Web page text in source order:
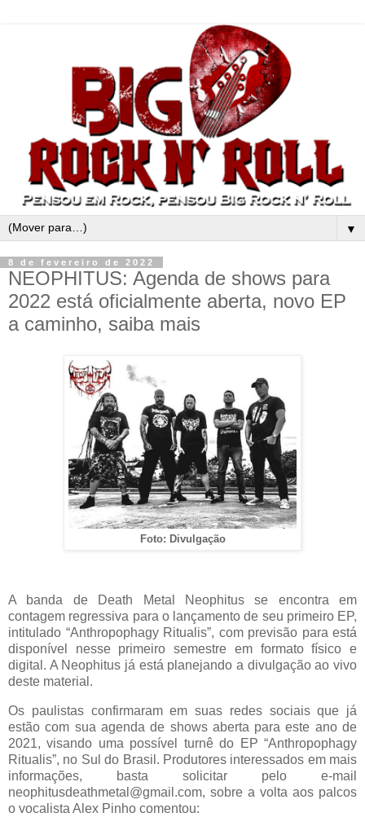
▼
8 de fevereiro de 2022
NEOPHITUS: Agenda de shows para
2022 está oficialmente aberta, novo EP
a caminho, saiba mais
Foto: Divulgação
A banda de Death Metal Neophitus se encontra em
contagem regressiva para o lançamento de seu primeiro EP,
intitulado “Anthropophagy Ritualis”, com previsão para está
disponível nesse primeiro semestre em formato físico e
digital. A Neophitus já está planejando a divulgação ao vivo
deste material.
Os paulistas confirmaram em suas redes sociais que já
estão com sua agenda de shows aberta para este ano de
2021, visando uma possível turnê do EP “Anthropophagy
Ritualis”, no Sul do Brasil. Produtores interessados em mais
informações, basta solicitar pelo e-mail
neophitusdeathmetal@gmail.com, sobre a volta aos palcos
o vocalista Alex Pinho comentou: